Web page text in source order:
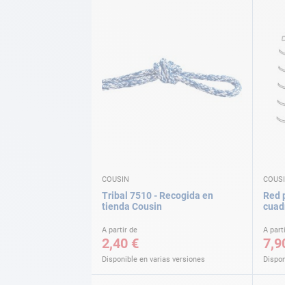
COUSIN
Tribal 7510 - Recogida en
tienda Cousin
A partir de
2,40 €
Disponible en varias versiones
Red
A